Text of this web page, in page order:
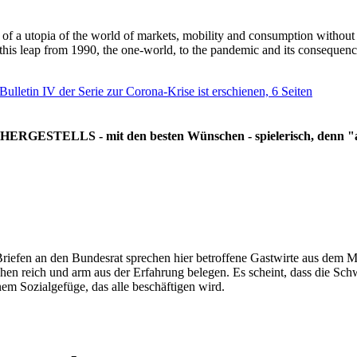
a utopia of the world of markets, mobility and consumption
leap from 1990, the one-world, to the pandemic and its
IV der Serie zur Corona-Krise ist erschienen, 6 Seiten
- mit den besten Wünschen - spielerisch, denn
an den Bundesrat sprechen hier betroffene Gastwirte aus dem
reich und arm aus der Erfahrung belegen. Es scheint, dass die
Sozialgefüge, das alle beschäftigen wird.